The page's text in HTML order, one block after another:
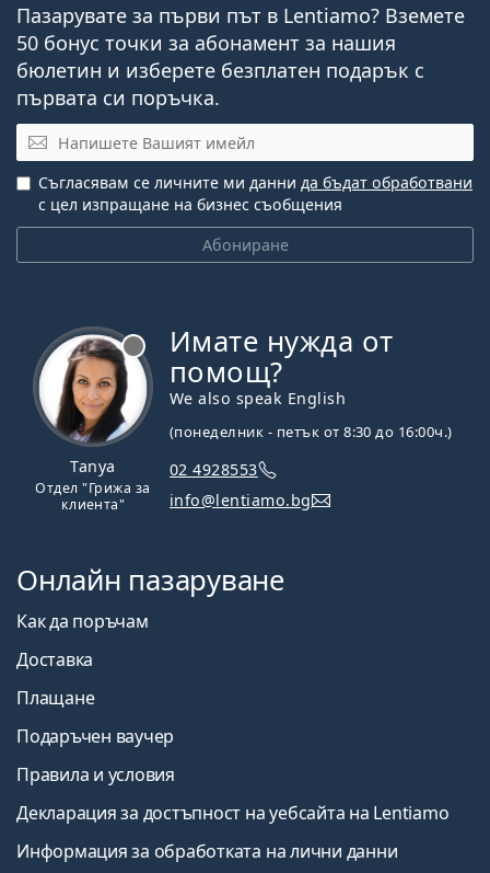
Пазарувате за първи път в Lentiamo? Вземете
50 бонус точки за абонамент за нашия
бюлетин и изберете безплатен подарък с
първата си поръчка.
Имейл
Абониране
Съгласявам се личните ми данни да бъдат обработвани
с цел изпращане на бизнес съобщения
Tanya
Отдел "Грижа за
клиента"
Имате нужда от
помощ?
We also speak English
(понеделник - петък от 8:30 до 16:00ч.)
02 4928553
info@lentiamo.bg
Онлайн пазаруване
Как да поръчам
Доставка
Плащане
Подаръчен ваучер
Правила и условия
Декларация за достъпност на уебсайта на Lentiamo
Информация за обработката на лични данни